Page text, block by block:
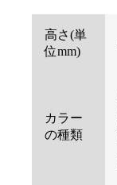
高さ(単
位mm)
カラー
の種類